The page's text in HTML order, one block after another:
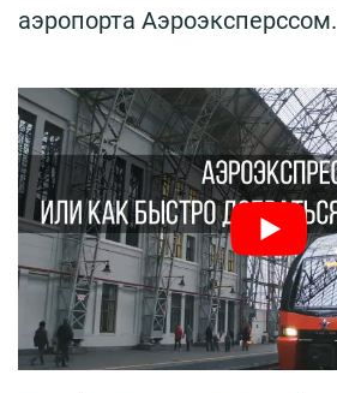
аэропорта Аэроэксперссом.